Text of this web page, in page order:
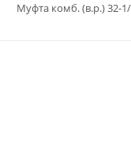
Муфта комб. (в.р.) 32-